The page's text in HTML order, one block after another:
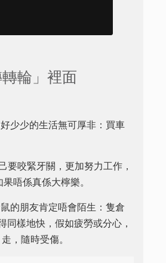
輪」裡面
少少的生活無可厚非：買車
咬緊牙關，更加努力工作，
唔係真係大檸樂。
的朋友肯定唔會陌生：隻倉
樣地快，假如疲勞或分心，
，隨時受傷。